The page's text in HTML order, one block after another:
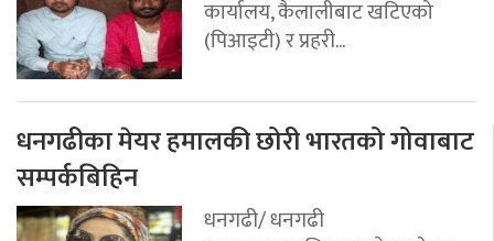
कार्यालय, कैलालीबाट खटिएको
(पिआइटी) र प्रहरी...
धनगढीका मेयर हमालकी छोरी भारतको गोवाबाट
सम्पर्कबिहिन
धनगढी/ धनगढी